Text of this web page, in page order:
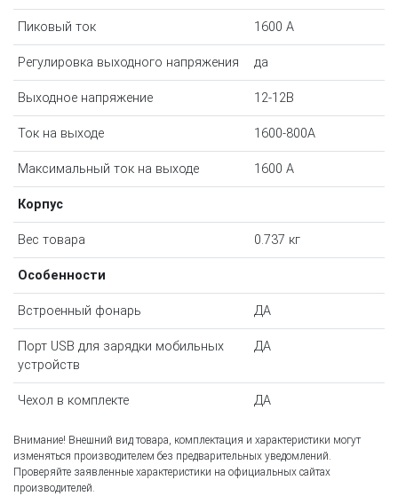
Пиковый ток 1600 A
Регулировка выходного напряжения да
Выходное напряжение 12-12B
Ток на выходе 1600-800A
Максимальный ток на выходе 1600 A
Корпус
Вес товара 0.737 кг
Особенности
Встроенный фонарь ДА
Порт USB для зарядки мобильных
устройств
ДА
Чехол в комплекте ДА
Внимание! Внешний вид товара, комплектация и характеристики могут
изменяться производителем без предварительных уведомлений.
Проверяйте заявленные характеристики на официальных сайтах
производителей.